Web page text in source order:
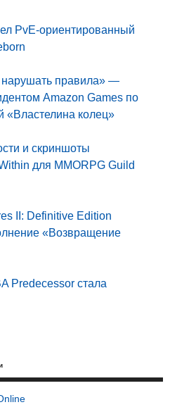
PvE-ориентированный
правила» —
Amazon Games по
«Властелина колец»
и скриншоты
для MMORPG Guild
II: Definitive Edition
«Возвращение
Predecessor стала